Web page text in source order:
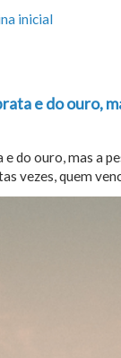
inicial
e do ouro,
do ouro, mas a
vezes, quem